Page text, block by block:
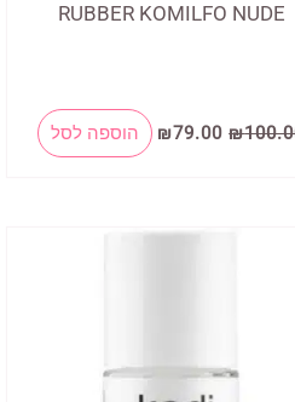
RUBBER KOMILFO NUDE
₪ המחיר
המקורי
₪79.00
המחיר
הנוכחי
הוספה לסל